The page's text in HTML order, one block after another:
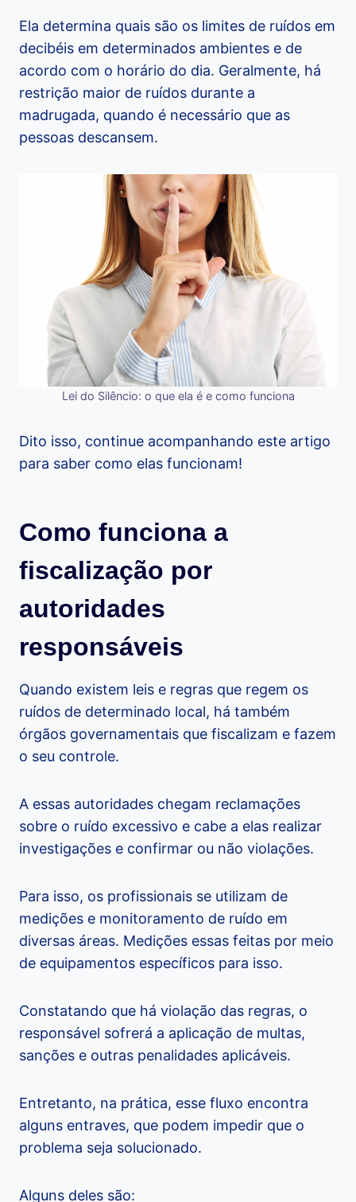
Ela determina quais são os limites de ruídos em
decibéis em determinados ambientes e de
acordo com o horário do dia. Geralmente, há
restrição maior de ruídos durante a
madrugada, quando é necessário que as
pessoas descansem.
Lei do Silêncio: o que ela é e como funciona
Dito isso, continue acompanhando este artigo
para saber como elas funcionam!
Como funciona a
fiscalização por
autoridades
responsáveis
Quando existem leis e regras que regem os
ruídos de determinado local, há também
órgãos governamentais que fiscalizam e fazem
o seu controle.
A essas autoridades chegam reclamações
sobre o ruído excessivo e cabe a elas realizar
investigações e confirmar ou não violações.
Para isso, os profissionais se utilizam de
medições e monitoramento de ruído em
diversas áreas. Medições essas feitas por meio
de equipamentos específicos para isso.
Constatando que há violação das regras, o
responsável sofrerá a aplicação de multas,
sanções e outras penalidades aplicáveis.
Entretanto, na prática, esse fluxo encontra
alguns entraves, que podem impedir que o
problema seja solucionado.
Alguns deles são: